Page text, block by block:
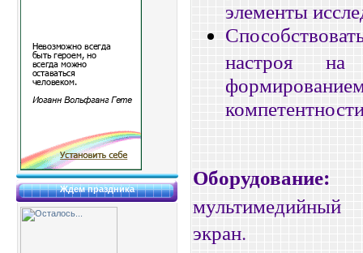
Ждем праздника
элементы
настроя на
Оборудование:
мультимедийный
экран.